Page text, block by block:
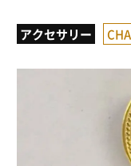
アクセサリー